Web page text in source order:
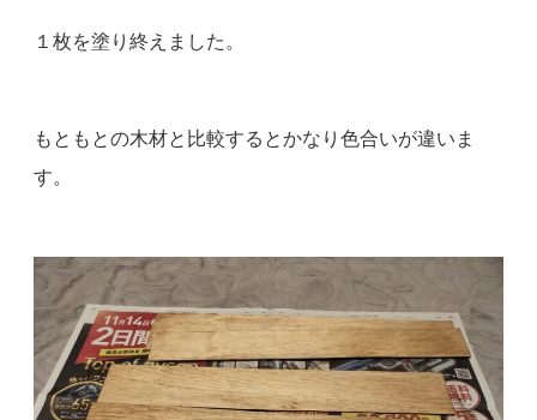
１枚を塗り終えました。
もともとの木材と比較するとかなり色合いが違いま
す。